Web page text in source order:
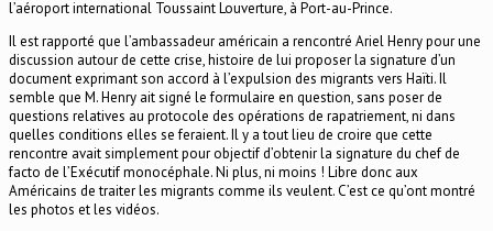
l’aéroport international Toussaint Louverture, à Port-au-Prince.
Il est rapporté que l’ambassadeur américain a rencontré Ariel Henry pour une
discussion autour de cette crise, histoire de lui proposer la signature d’un
document exprimant son accord à l’expulsion des migrants vers Haïti. Il
semble que M. Henry ait signé le formulaire en question, sans poser de
questions relatives au protocole des opérations de rapatriement, ni dans
quelles conditions elles se feraient. Il y a tout lieu de croire que cette
rencontre avait simplement pour objectif d’obtenir la signature du chef de
facto de l’Exécutif monocéphale. Ni plus, ni moins ! Libre donc aux
Américains de traiter les migrants comme ils veulent. C’est ce qu’ont montré
les photos et les vidéos.